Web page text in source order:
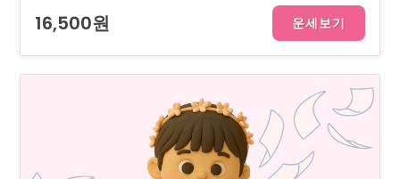
16,500원 운세보기